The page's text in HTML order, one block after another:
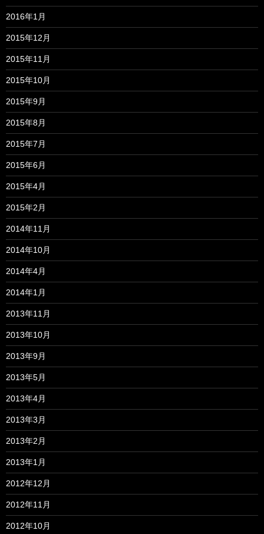
2016年1月
2015年12月
2015年11月
2015年10月
2015年9月
2015年8月
2015年7月
2015年6月
2015年4月
2015年2月
2014年11月
2014年10月
2014年4月
2014年1月
2013年11月
2013年10月
2013年9月
2013年5月
2013年4月
2013年3月
2013年2月
2013年1月
2012年12月
2012年11月
2012年10月